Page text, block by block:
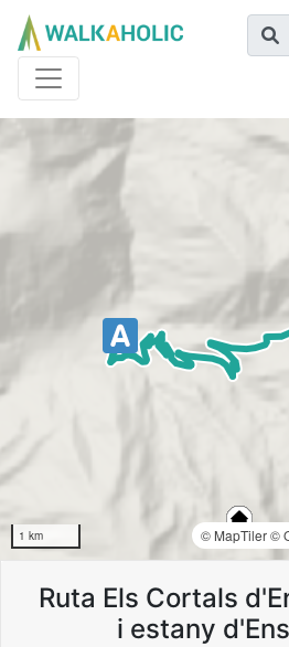
1 km © MapTiler©
Ruta Els Cortals
i estany